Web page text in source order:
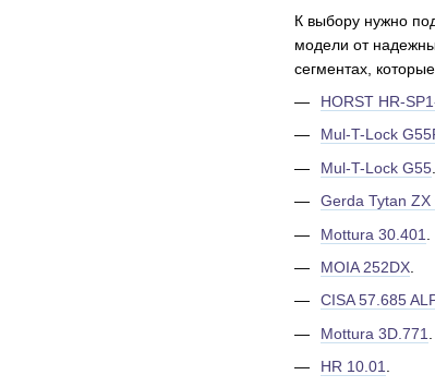
К выбору нужно
модели от
сегментах,
HORST HR-
Mul-T-Lock
Mul-T-Lock G55
Gerda Tytan ZX
Mottura 30.401
MOIA 252DX
CISA 57.685
Mottura 3D.771
HR 10.01